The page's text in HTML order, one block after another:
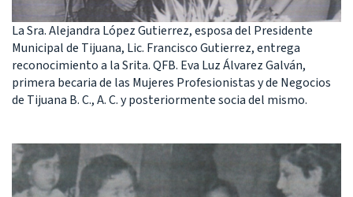
La Sra. Alejandra López Gutierrez, esposa del Presidente
Municipal de Tijuana, Lic. Francisco Gutierrez, entrega
reconocimiento a la Srita. QFB. Eva Luz Álvarez Galván,
primera becaria de las Mujeres Profesionistas y de Negocios
de Tijuana B. C., A. C. y posteriormente socia del mismo.